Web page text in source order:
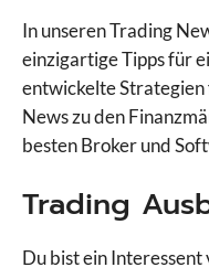
In unseren Trading
einzigartige Tipps für
entwickelte
News zu den
besten Broker und
Trading
Du bist ein